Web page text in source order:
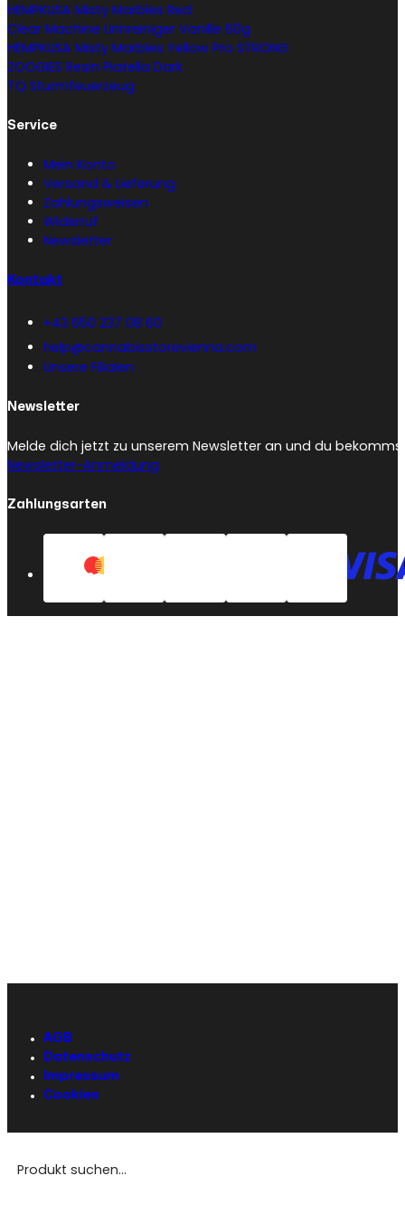
HEMPKUSA Misty Marbles Red
Clear Machine Urinreiniger Vanille 60g
HEMPKUSA Misty Marbles Yellow Pro STRONG
ZOOGIES Resin Piatella Dark
TQ Sturmfeuerzeug
Service
Mein Konto
Versand & Lieferung
Zahlungsweisen
Widerruf
Newsletter
Kontakt
+43 650 237 08 60
help@cannabisstorevienna.com
Unsere Filialen
Newsletter
Melde dich jetzt zu unserem Newsletter an und du
Newsletter-Anmeldung
Zahlungsarten
AGB
Datenschutz
Impressum
Cookies